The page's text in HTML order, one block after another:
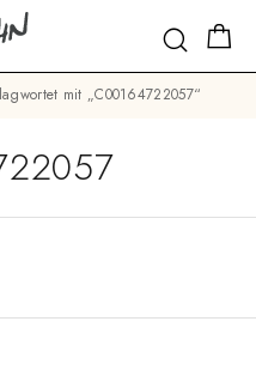
mit „C00164722057“